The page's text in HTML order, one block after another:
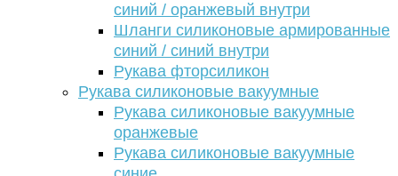
синий / оранжевый внутри
Шланги силиконовые армированные
синий / синий внутри
Рукава фторсиликон
Рукава силиконовые вакуумные
Рукава силиконовые вакуумные
оранжевые
Рукава силиконовые вакуумные